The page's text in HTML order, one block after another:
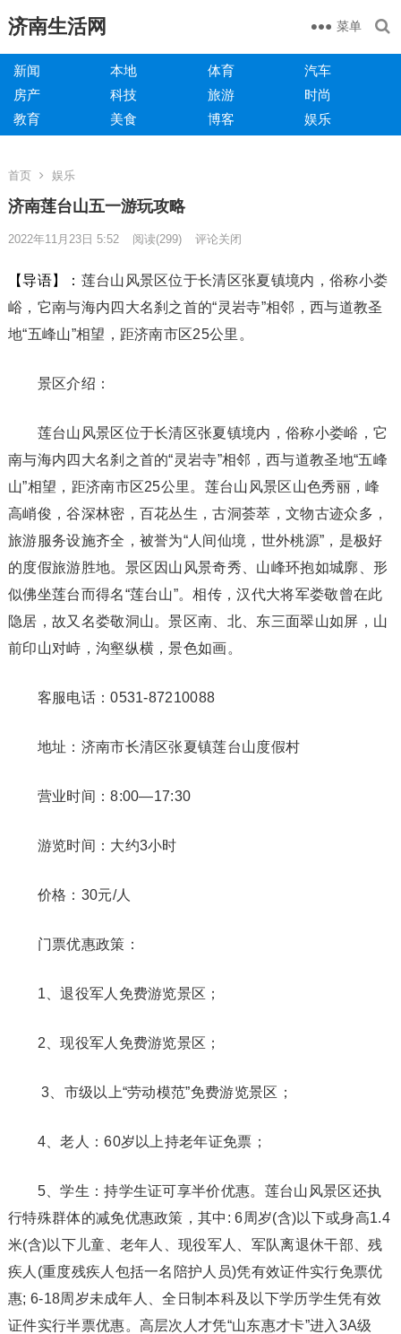
济南生活网 菜单
新闻 本地 体育
汽车
房产
科技 旅游
时尚
教育
美食 博客 娱乐
首页 娱乐
济南莲台山五一游玩攻略
2022年11月23日 5:52 阅读(299) 评论关闭
【导语】： 莲台山风景区位于长清区张夏镇境内，俗称小娄
峪，它南与海内四大名刹之首的“灵岩寺”相邻，西与道教圣
地“五峰山”相望，距济南市区25公里。
景区介绍：
莲台山风景区位于长清区张夏镇境内，俗称小娄峪，它
南与海内四大名刹之首的“灵岩寺”相邻，西与道教圣地“五峰
山”相望，距济南市区25公里。莲台山风景区山色秀丽，峰
高峭俊，谷深林密，百花丛生，古洞荟萃，文物古迹众多，
旅游服务设施齐全，被誉为“人间仙境，世外桃源”，是极好
的度假旅游胜地。景区因山风景奇秀、山峰环抱如城廓、形
似佛坐莲台而得名“莲台山”。相传，汉代大将军娄敬曾在此
隐居，故又名娄敬洞山。景区南、北、东三面翠山如屏，山
前印山对峙，沟壑纵横，景色如画。
客服电话：0531-87210088
地址：济南市长清区张夏镇莲台山度假村
营业时间：8:00—17:30
游览时间：大约3小时
价格：30元/人
门票优惠政策：
1、退役军人免费游览景区；
2、现役军人免费游览景区；
3、市级以上“劳动模范”免费游览景区；
4、老人：60岁以上持老年证免票；
5、学生：持学生证可享半价优惠。莲台山风景区还执
行特殊群体的减免优惠政策，其中: 6周岁(含)以下或身高1.4
米(含)以下儿童、老年人、现役军人、军队离退休干部、残
疾人(重度残疾人包括一名陪护人员)凭有效证件实行免票优
惠; 6-18周岁未成年人、全日制本科及以下学历学生凭有效
证件实行半票优惠。高层次人才凭“山东惠才卡”进入3A级